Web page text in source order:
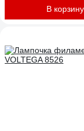
В корзину